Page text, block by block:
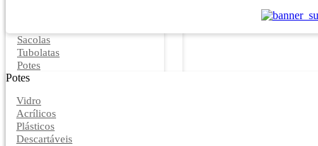
Sacolas
Tubolatas
Potes
Potes
Vidro
Acrílicos
Plásticos
Descartáveis